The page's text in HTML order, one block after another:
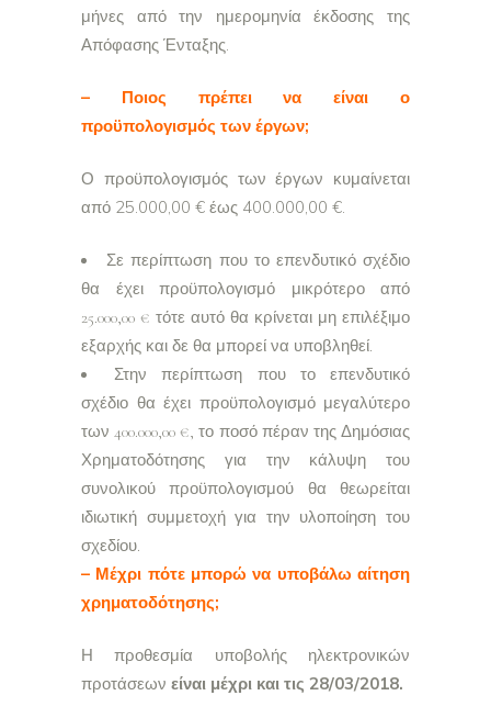
μήνες από την ημερομηνία έκδοσης της
Απόφασης Ένταξης.
– Ποιος πρέπει να είναι ο
προϋπολογισμός των έργων;
Ο προϋπολογισμός των έργων κυμαίνεται
από 25.000,00 € έως 400.000,00 €.
Σε περίπτωση που το επενδυτικό σχέδιο
θα έχει προϋπολογισμό μικρότερο από
25.000,00 € τότε αυτό θα κρίνεται μη επιλέξιμο
εξαρχής και δε θα μπορεί να υποβληθεί.
Στην περίπτωση που το επενδυτικό
σχέδιο θα έχει προϋπολογισμό μεγαλύτερο
των 400.000,00 €, το ποσό πέραν της Δημόσιας
Χρηματοδότησης για την κάλυψη του
συνολικού προϋπολογισμού θα θεωρείται
ιδιωτική συμμετοχή για την υλοποίηση του
σχεδίου.
– Μέχρι πότε μπορώ να υποβάλω αίτηση
χρηματοδότησης;
Η προθεσμία υποβολής ηλεκτρονικών
προτάσεων είναι μέχρι και τις 28/03/2018.